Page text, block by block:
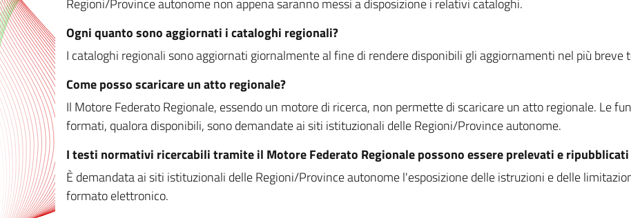
Ogni quanto sono aggiornati i cataloghi regionali?
I cataloghi regionali sono aggiornati giornalmente al fine di rendere disponibili gli aggiornamenti nel più breve
Come posso scaricare un atto regionale?
Il Motore Federato Regionale, essendo un motore di ricerca, non permette di scaricare un atto regionale. Le
formati, qualora disponibili, sono demandate ai siti istituzionali delle Regioni/Province autonome.
I testi normativi ricercabili tramite il Motore Federato Regionale possono essere prelevati e
È demandata ai siti istituzionali delle Regioni/Province autonome l'esposizione delle istruzioni e delle
formato elettronico.